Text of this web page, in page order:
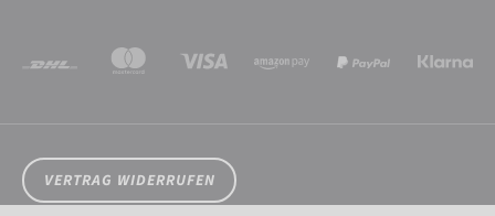
VERTRAG WIDERRUFEN